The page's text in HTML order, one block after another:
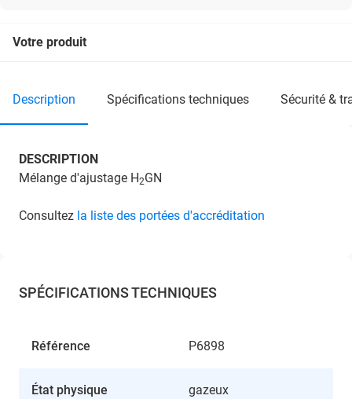
Votre produit
description spécifications techniques sécurité &
DESCRIPTION
Mélange d'ajustage H2GN
Consultez la liste des portées d'accréditation
SPÉCIFICATIONS TECHNIQUES
Référence P6898
État physique gazeux